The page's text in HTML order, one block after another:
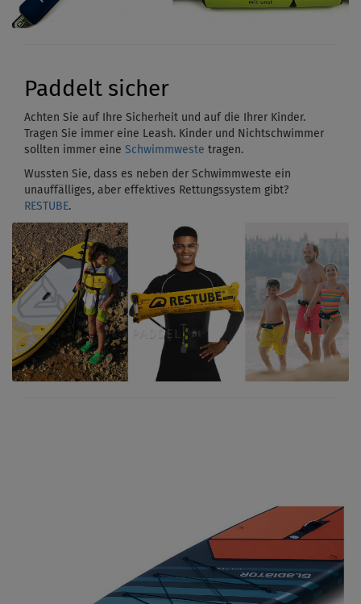
Paddelt sicher
Achten Sie auf Ihre Sicherheit und auf die Ihrer Kinder.
Tragen Sie immer eine Leash. Kinder und Nichtschwimmer
sollten immer eine Schwimmweste tragen.
Wussten Sie, dass es neben der Schwimmweste ein
unauffälliges, aber effektives Rettungssystem gibt?
RESTUBE.